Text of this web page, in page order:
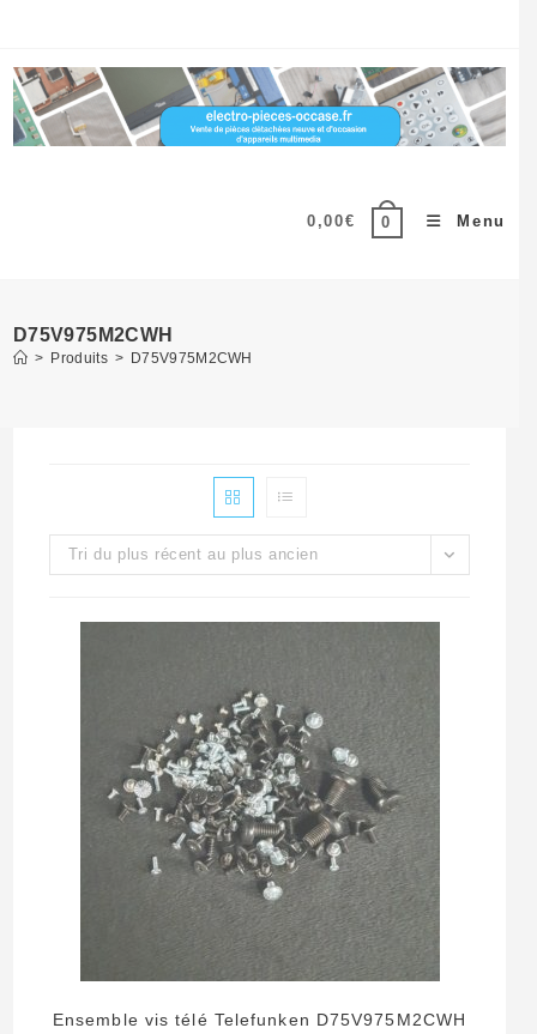
content
0,00€ 0 Menu
D75V975M2CWH
> Produits > D75V975M2CWH
Tri du plus récent au plus ancien
Ensemble vis télé Telefunken D75V975M2CWH